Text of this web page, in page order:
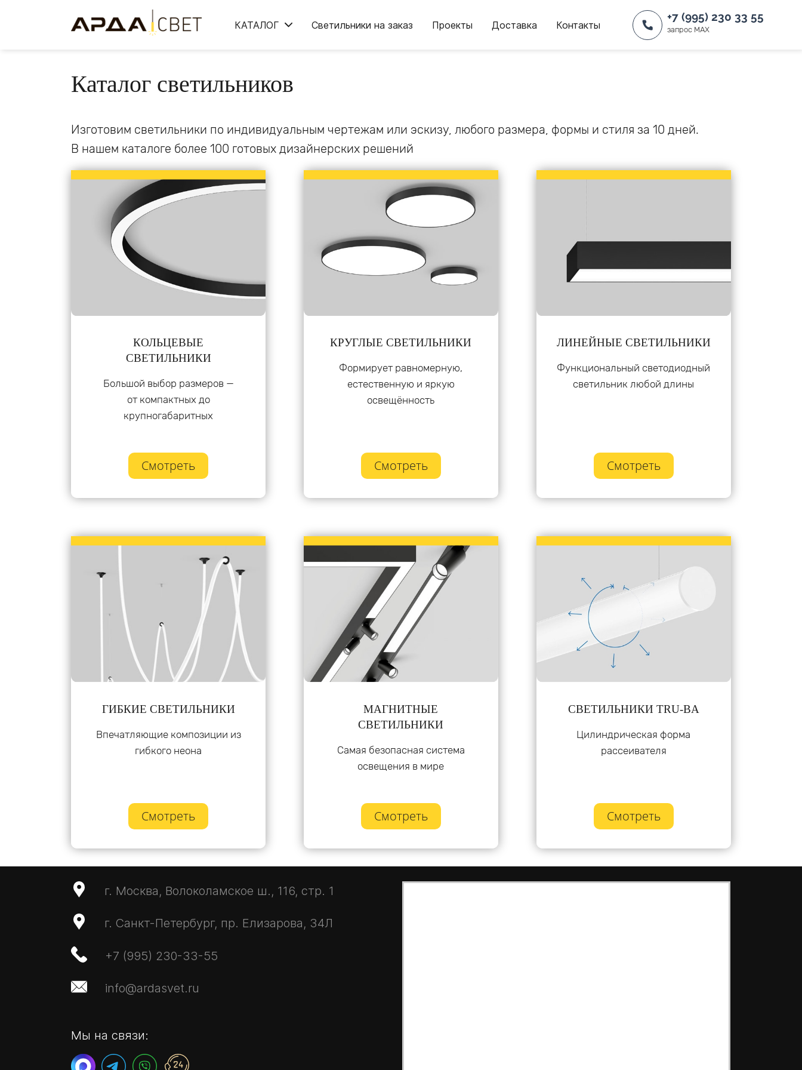
КАТАЛОГ Светильники на заказ Проекты Доставка Контакты
+7 (995) 230 33 55
запрос MAX
Каталог светильников
Изготовим светильники по индивидуальным чертежам или эскизу, любого размера, формы и стиля за 10 дней.
В нашем каталоге более 100 готовых дизайнерских решений
КОЛЬЦЕВЫЕ
СВЕТИЛЬНИКИ
Большой выбор размеров —
от компактных до
крупногабаритных
Смотреть
КРУГЛЫЕ СВЕТИЛЬНИКИ
Формирует равномерную,
естественную и яркую
освещённость
Смотреть
ЛИНЕЙНЫЕ СВЕТИЛЬНИКИ
Функциональный светодиодный
светильник любой длины
Смотреть
ГИБКИЕ СВЕТИЛЬНИКИ
Впечатляющие композиции из
гибкого неона
Смотреть
МАГНИТНЫЕ
СВЕТИЛЬНИКИ
Самая безопасная система
освещения в мире
Смотреть
СВЕТИЛЬНИКИ TRU-BA
Цилиндрическая форма
рассеивателя
Смотреть
г. Москва, Волоколамское ш., 116, стр. 1
г. Санкт-Петербург, пр. Елизарова, 34Л
+7 (995) 230-33-55
info@ardasvet.ru
Мы на связи: